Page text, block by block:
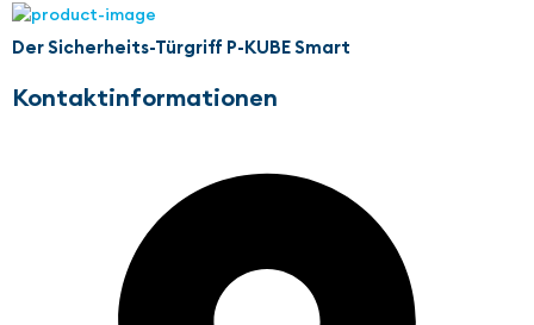
Der Sicherheits-Türgriff P-KUBE Smart
Kontaktinformationen